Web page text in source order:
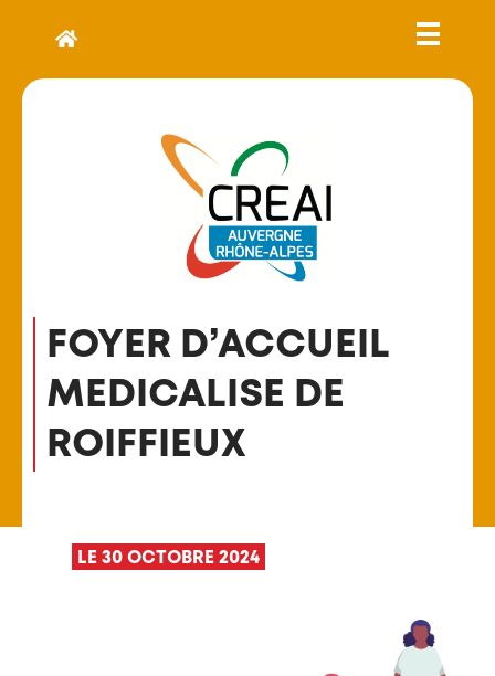
FOYER D’ACCUEIL
MEDICALISE DE
ROIFFIEUX
LE 30 OCTOBRE 2024